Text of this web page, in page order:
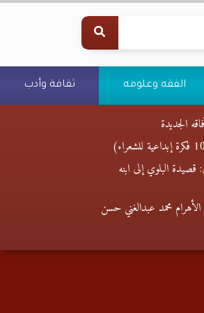
الفقه وعلومه ثقافة وأدب
الجديدة
البلوي إلى ابنه
محمد عبدالغني حسن